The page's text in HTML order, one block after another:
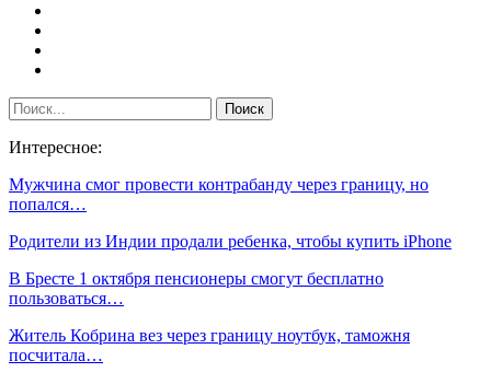
Интересное:
Мужчина смог провести контрабанду через границу, но
попался…
Родители из Индии продали ребенка, чтобы купить iPhone
В Бресте 1 октября пенсионеры смогут бесплатно
пользоваться…
Житель Кобрина вез через границу ноутбук, таможня
посчитала…